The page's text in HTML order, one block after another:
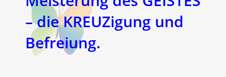
– die KREUZigung und
Befreiung.